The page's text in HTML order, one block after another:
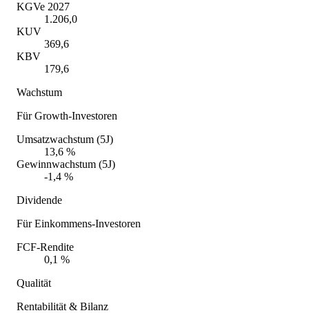
KGVe 2027
1.206,0
KUV
369,6
KBV
179,6
Wachstum
Für Growth-Investoren
Umsatzwachstum (5J)
13,6 %
Gewinnwachstum (5J)
-1,4 %
Dividende
Für Einkommens-Investoren
FCF-Rendite
0,1 %
Qualität
Rentabilität & Bilanz